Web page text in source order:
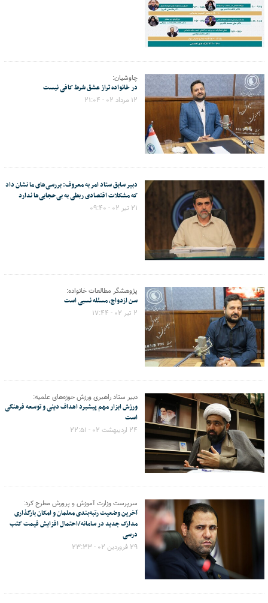
چاوشیان:
در خانواده تراز عشق شرط کافی نیست
۱۲ مرداد ۰۲ - ۲۱:۰۴
دبیر سابق ستاد امر به معروف: بررسی‌های ما نشان داد
که مشکلات اقتصادی ربطی به بی‌حجابی‌ها ندارد
۲۱ تیر ۰۲ - ۰۹:۴۰
پژوهشگر مطالعات خانواده:
سن ازدواج، مسئله نسبی است
۲ تیر ۰۲ - ۱۷:۴۴
دبیر ستاد راهبری ورزش حوزه‌های علمیه:
ورزش ابزار مهم پیشبرد اهداف دینی و توسعه فرهنگی
است
۲۴ اردیبهشت ۰۲ - ۲۲:۵۱
سرپرست وزارت آموزش و پرورش مطرح کرد:
آخرین وضعیت رتبه‌بندی معلمان و امکان بارگذاری
مدارک جدید در سامانه/احتمال افزایش قیمت کتب
درسی
۲۹ فروردین ۰۲ - ۲۳:۳۳